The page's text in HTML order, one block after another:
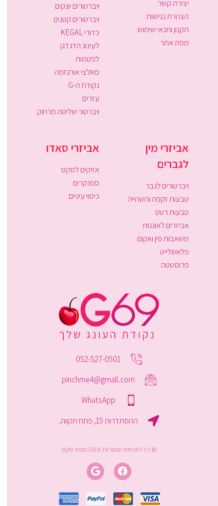
יצירת קשר
הצהרת נגישות
תקנון ותנאי שימוש
מפת אתר
ויברטורים יונקים
ויברטורים קטנים
כדורי KEGAL
לעינוג הדגדגן
לפטמות
מאלצי אורגזמה
נקודת ה-G
עזרים
ויברטור שליטה מרחוק
אביזרי מין
לגברים
ויברטורים לגבר
טבעות זקפה והשהייה
טבעות רטט
אביזרים לאוננות
משאבות פין ואקום
פלאשלייט
פרוסטטה
אביזרי סאדו
אזיקים לסקס
ספנקרים
כיסוי עיניים
052-527-0501
pinchme4@gmail.com
WhatsApp
ההסתדרות 15, פתח תקווה.
© כל הזכויות שמורות G69 חנות סקס